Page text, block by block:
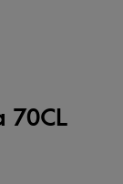
70CL